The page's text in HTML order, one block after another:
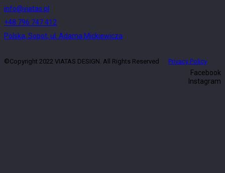
info@viatas.pl
+48 796 747 412
Polska, Sopot, ul. Adama Mickiewicza
©Copyright 2022 VIATAS DESIGN. All Rights Reserved Privacy Policy
Facebook
Instagram